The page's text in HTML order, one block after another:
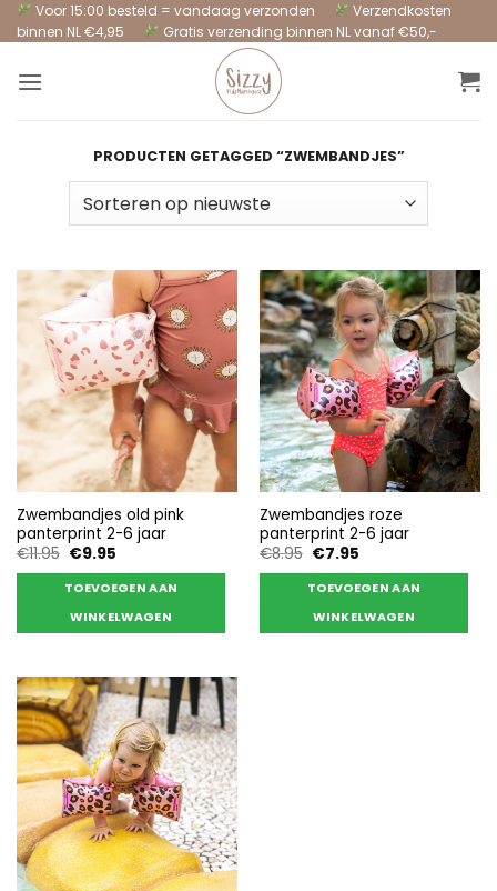
Ga
naar
inhoud
Voor 15:00 besteld = vandaag verzonden
Verzendkosten
binnen NL €4,95
Gratis verzending binnen NL vanaf €50,-
PRODUCTEN GETAGGED “ZWEMBANDJES”
Zwembandjes old pink
panterprint 2-6 jaar
€11.95 Oorspronkelijke
was:
€11.95.
€9.95Huidige
is:
€9.95.
TOEVOEGEN AAN
WINKELWAGEN
Zwembandjes roze
panterprint 2-6 jaar
€8.95 Oorspronkelijke
was:
€8.95.
€7.95Huidige
is:
€7.95.
TOEVOEGEN AAN
WINKELWAGEN